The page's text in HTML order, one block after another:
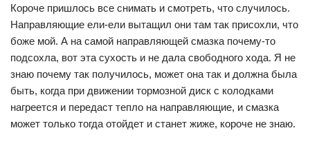
Короче пришлось все снимать и смотреть, что случилось.
Направляющие ели-ели вытащил они там так присохли, что
боже мой. А на самой направляющей смазка почему-то
подсохла, вот эта сухость и не дала свободного хода. Я не
знаю почему так получилось, может она так и должна была
быть, когда при движении тормозной диск с колодками
нагреется и передаст тепло на направляющие, и смазка
может только тогда отойдет и станет жиже, короче не знаю.